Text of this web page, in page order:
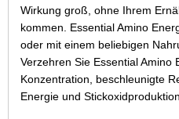
Wirkung groß, ohne Ihrem
kommen. Essential Amino
oder mit einem beliebigen
Verzehren Sie Essential Amino
Konzentration, beschleunigte
Energie und Stickoxidproduktion.